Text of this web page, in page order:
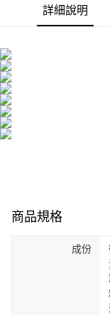
易，需依本服務之必要
權轉讓予恩沛科技股份
海外配送(馬來西亞)
詳細說明
商品規格
成份